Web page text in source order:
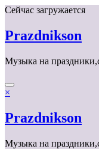
Перейти
содержимому
Сейчас загружается
Prazdnikson
Музыка на
×
Prazdnikson
Музыка на